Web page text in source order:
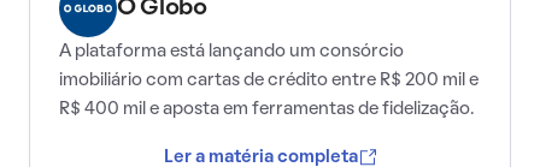
O Globo
A plataforma está lançando um consórcio
imobiliário com cartas de crédito entre R$ 200 mil e
R$ 400 mil e aposta em ferramentas de fidelização.
Ler a matéria completa